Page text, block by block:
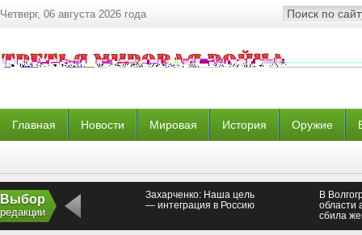
Четверг, 06 августа 2026 года
Главная Новости Мировая История Оружие
Выбор
редакции
Захарченко: Наша цель
— интеграция в Россию
В
области
сбила